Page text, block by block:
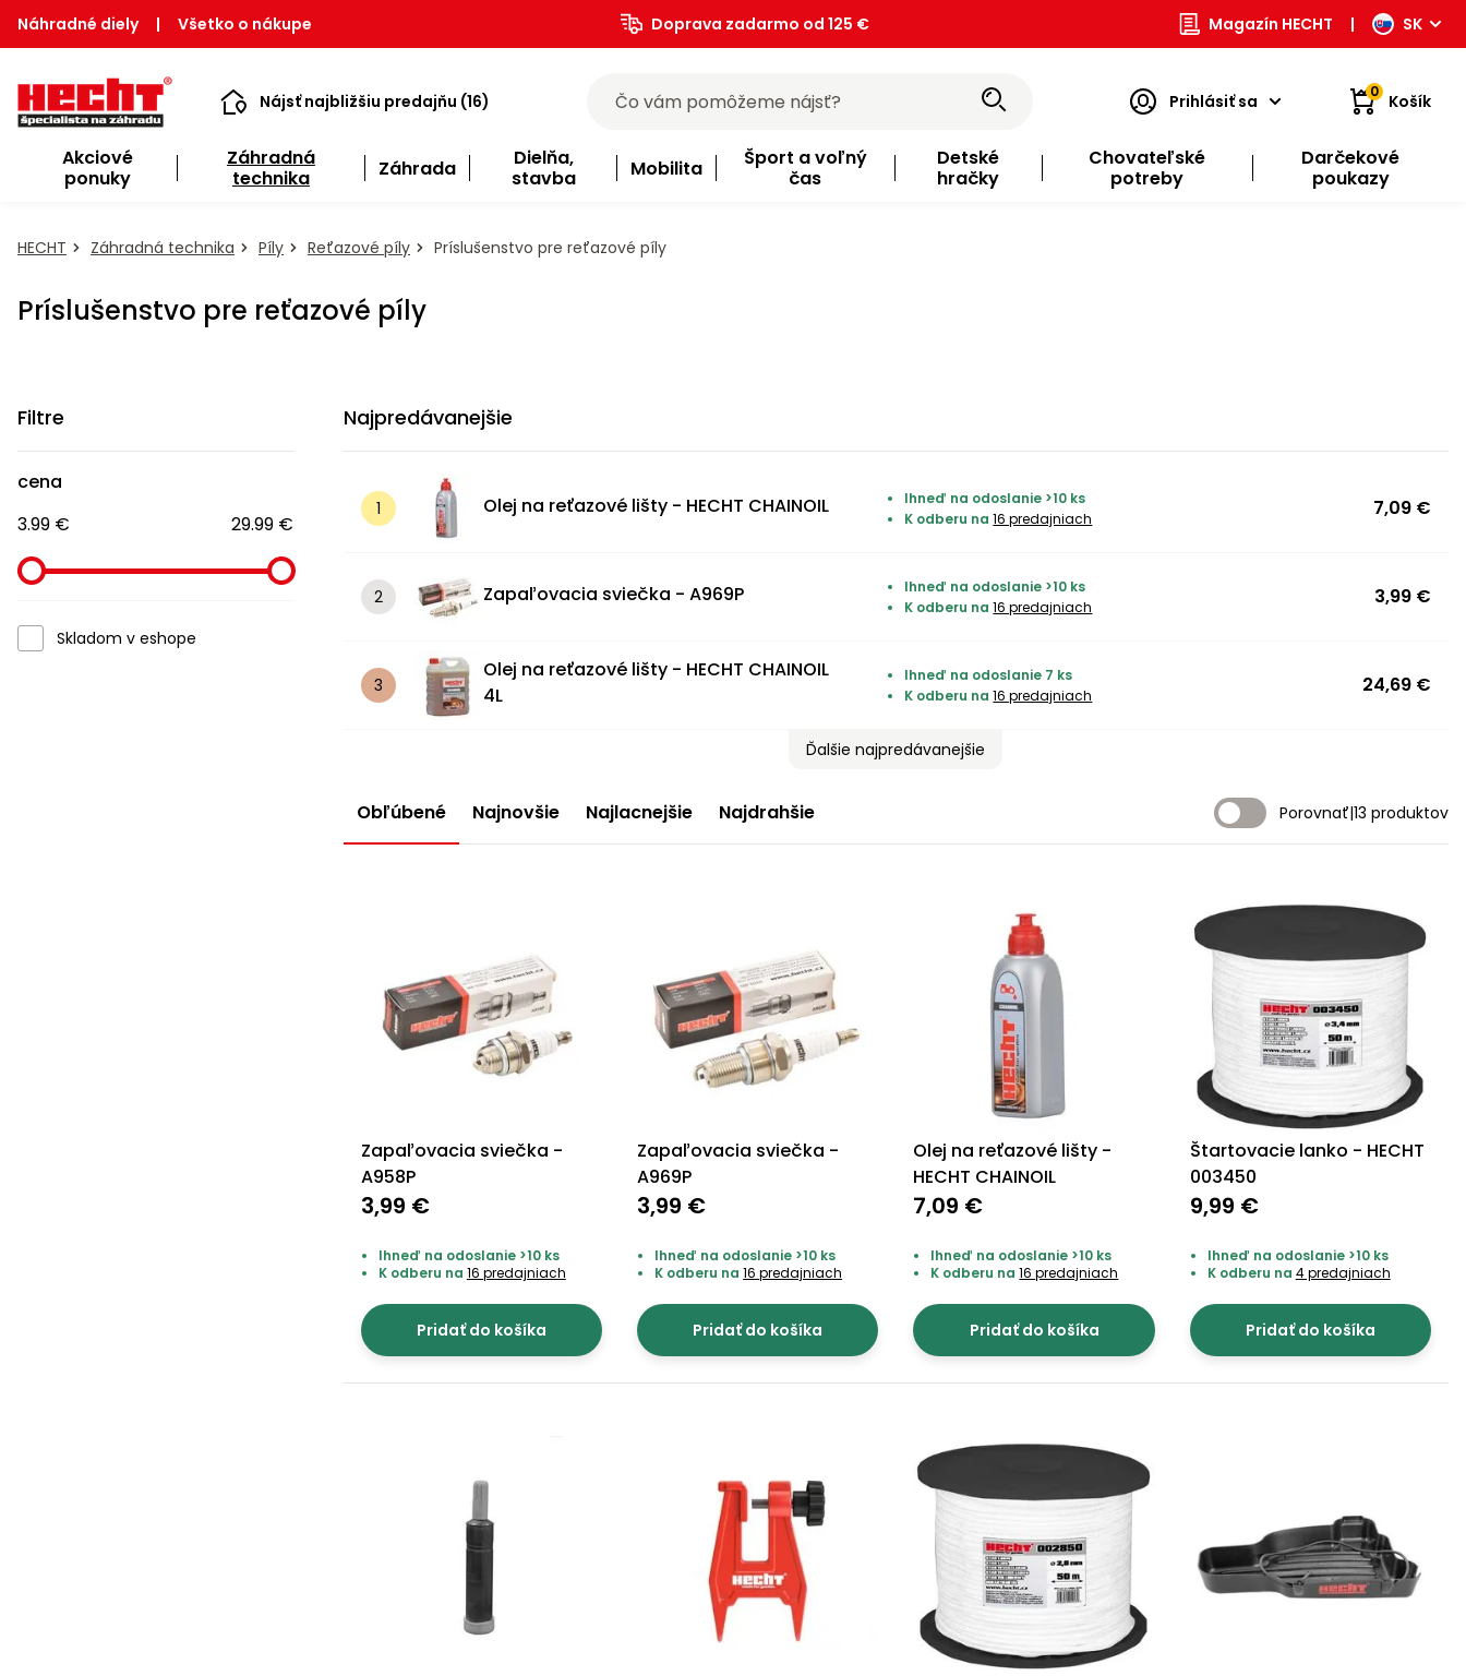
Náhradné diely | Všetko o nákupe Doprava zadarmo od 125 € Magazín HECHT | SK
Nájsť najbližšiu predajňu (16) Prihlásiť sa 0 Košík
Akciové
ponuky
Záhradná
technika
Záhrada
Dielňa,
stavba
Mobilita
Šport a voľný
čas
Detské
hračky
Chovateľské
potreby
Darčekové
poukazy
HECHT Záhradná technika Píly Reťazové píly Príslušenstvo pre reťazové píly
Príslušenstvo pre reťazové píly
Najpredávanejšie
Olej na reťazové lišty - HECHT CHAINOIL
Ihneď na odoslanie >10 ks
K odberu na16 predajniach 7,09 €
Zapaľovacia sviečka - A969P
Ihneď na odoslanie >10 ks
K odberu na16 predajniach 3,99 €
Olej na reťazové lišty - HECHT CHAINOIL
4L
Ihneď na odoslanie 7 ks
K odberu na16 predajniach 24,69 €
Ďalšie najpredávanejšie
Filtre
cena
3.99 €
29.99 €
Skladom v eshope
Obľúbené Najnovšie Najlacnejšie Najdrahšie Porovnať|13 produktov
Zapaľovacia sviečka -
A958P
3,99 €
Ihneď na odoslanie >10 ks
K odberu na 16 predajniach
Pridať do košíka
Zapaľovacia sviečka -
A969P
3,99 €
Ihneď na odoslanie >10 ks
K odberu na16 predajniach
Pridať do košíka
Olej na reťazové lišty -
HECHT CHAINOIL
7,09 €
Ihneď na odoslanie >10 ks
K odberu na16 predajniach
Pridať do košíka
Štartovacie lanko - HECHT
003450
9,99 €
Ihneď na odoslanie >10 ks
K odberu na 4 predajniach
Pridať do košíka